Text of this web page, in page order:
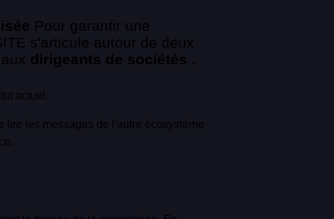
Pour garantir une
s'articule autour de deux
dirigeants de sociétés .
actuel.
lire les messages de l'autre écosystème